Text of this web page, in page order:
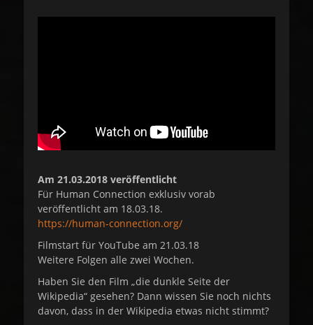
t
h
Am 21.03.2018 veröffentlicht
Für Human Connection exklusiv vorab
veröffentlicht am 18.03.18.
https://human-connection.org/
Filmstart für YouTube am 21.03.18
Weitere Folgen alle zwei Wochen.
Haben Sie den Film „die dunkle Seite der
Wikipedia“ gesehen? Dann wissen Sie noch nichts
davon, dass in der Wikipedia etwas nicht stimmt?